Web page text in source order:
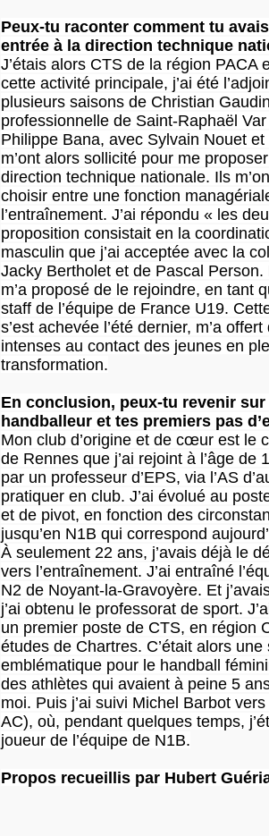
Peux-tu raconter comment tu
entrée à la direction technique
J’étais alors CTS de la région PACA
cette activité principale, j’ai été
plusieurs saisons de Christian
professionnelle de Saint-Raphaël
Philippe Bana, avec Sylvain Nouet
m’ont alors sollicité pour me
direction technique nationale. Ils
choisir entre une fonction
l’entraînement. J’ai répondu « les
proposition consistait en la
masculin que j’ai acceptée avec la
Jacky Bertholet et de Pascal Person.
m’a proposé de le rejoindre, en tant
staff de l’équipe de France U19.
s’est achevée l’été dernier, m’a
intenses au contact des jeunes en
transformation.
En conclusion, peux-tu revenir
handballeur et tes premiers pas
Mon club d’origine et de cœur est le
de Rennes que j’ai rejoint à l’âge de
par un professeur d’EPS, via l’AS
pratiquer en club. J’ai évolué au
et de pivot, en fonction des
jusqu’en N1B qui correspond
À seulement 22 ans, j’avais déjà le
vers l’entraînement. J’ai entraîné
N2 de Noyant-la-Gravoyère. Et
j’ai obtenu le professorat de sport.
un premier poste de CTS, en région
études de Chartres. C’était alors une
emblématique pour le handball
des athlètes qui avaient à peine 5
moi. Puis j’ai suivi Michel Barbot
AC), où, pendant quelques temps,
joueur de l’équipe de N1B.
Propos recueillis par Hubert